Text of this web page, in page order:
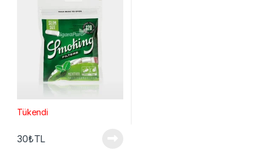
Tükendi
30₺TL